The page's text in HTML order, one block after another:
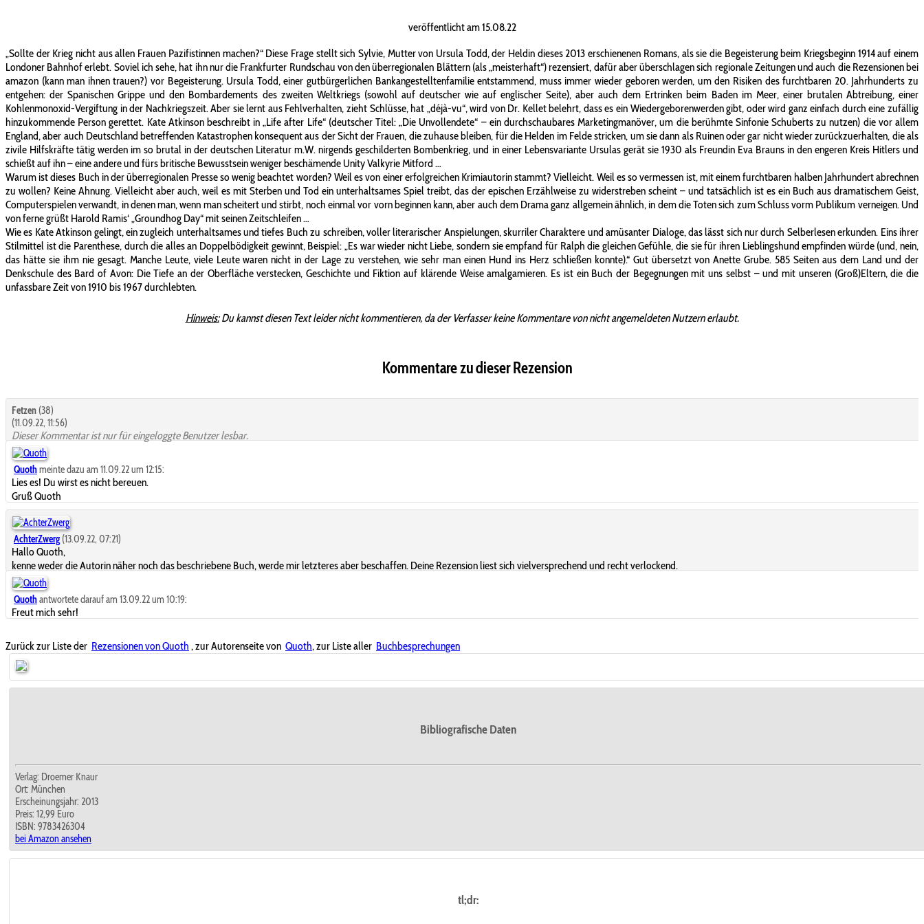
veröffentlicht am 15.08.22
„Sollte der Krieg nicht aus allen Frauen Pazifistinnen machen?“ Diese Frage stellt sich Sylvie, Mutter von Ursula Todd, der Heldin dieses 2013 erschienenen Romans, als sie die Begeisterung beim Kriegsbeginn 1914 auf einem
Londoner Bahnhof erlebt. Soviel ich sehe, hat ihn nur die Frankfurter Rundschau von den überregionalen Blättern (als „meisterhaft“) rezensiert, dafür aber überschlagen sich regionale Zeitungen und auch die Rezensionen bei
amazon (kann man ihnen trauen?) vor Begeisterung. Ursula Todd, einer gutbürgerlichen Bankangestelltenfamilie entstammend, muss immer wieder geboren werden, um den Risiken des furchtbaren 20. Jahrhunderts zu
entgehen: der Spanischen Grippe und den Bombardements des zweiten Weltkriegs (sowohl auf deutscher wie auf englischer Seite), aber auch dem Ertrinken beim Baden im Meer, einer brutalen Abtreibung, einer
Kohlenmonoxid-Vergiftung in der Nachkriegszeit. Aber sie lernt aus Fehlverhalten, zieht Schlüsse, hat „déjà-vu“, wird von Dr. Kellet belehrt, dass es ein Wiedergeborenwerden gibt, oder wird ganz einfach durch eine zufällig
hinzukommende Person gerettet. Kate Atkinson beschreibt in „Life after Life“ (deutscher Titel: „Die Unvollendete“ – ein durchschaubares Marketingmanöver, um die berühmte Sinfonie Schuberts zu nutzen) die vor allem
England, aber auch Deutschland betreffenden Katastrophen konsequent aus der Sicht der Frauen, die zuhause bleiben, für die Helden im Felde stricken, um sie dann als Ruinen oder gar nicht wieder zurückzuerhalten, die als
zivile Hilfskräfte tätig werden im so brutal in der deutschen Literatur m.W. nirgends geschilderten Bombenkrieg, und in einer Lebensvariante Ursulas gerät sie 1930 als Freundin Eva Brauns in den engeren Kreis Hitlers und
schießt auf ihn – eine andere und fürs britische Bewusstsein weniger beschämende Unity Valkyrie Mitford …
Warum ist dieses Buch in der überregionalen Presse so wenig beachtet worden? Weil es von einer erfolgreichen Krimiautorin stammt? Vielleicht. Weil es so vermessen ist, mit einem furchtbaren halben Jahrhundert abrechnen
zu wollen? Keine Ahnung. Vielleicht aber auch, weil es mit Sterben und Tod ein unterhaltsames Spiel treibt, das der epischen Erzählweise zu widerstreben scheint – und tatsächlich ist es ein Buch aus dramatischem Geist,
Computerspielen verwandt, in denen man, wenn man scheitert und stirbt, noch einmal vor vorn beginnen kann, aber auch dem Drama ganz allgemein ähnlich, in dem die Toten sich zum Schluss vorm Publikum verneigen. Und
von ferne grüßt Harold Ramis‘ „Groundhog Day“ mit seinen Zeitschleifen …
Wie es Kate Atkinson gelingt, ein zugleich unterhaltsames und tiefes Buch zu schreiben, voller literarischer Anspielungen, skurriler Charaktere und amüsanter Dialoge, das lässt sich nur durch Selberlesen erkunden. Eins ihrer
Stilmittel ist die Parenthese, durch die alles an Doppelbödigkeit gewinnt, Beispiel: „Es war wieder nicht Liebe, sondern sie empfand für Ralph die gleichen Gefühle, die sie für ihren Lieblingshund empfinden würde (und, nein,
das hätte sie ihm nie gesagt. Manche Leute, viele Leute waren nicht in der Lage zu verstehen, wie sehr man einen Hund ins Herz schließen konnte).“ Gut übersetzt von Anette Grube. 585 Seiten aus dem Land und der
Denkschule des Bard of Avon: Die Tiefe an der Oberfläche verstecken, Geschichte und Fiktion auf klärende Weise amalgamieren. Es ist ein Buch der Begegnungen mit uns selbst – und mit unseren (Groß)Eltern, die die
unfassbare Zeit von 1910 bis 1967 durchlebten.
Hinweis:Du kannst diesen Text leider nicht kommentieren, da der Verfasser keine Kommentare von nicht angemeldeten Nutzern erlaubt.
Kommentare zu dieser Rezension
Fetzen (38)
(11.09.22, 11:56)
Dieser Kommentar ist nur für eingeloggte Benutzer lesbar.
Quothmeinte dazu am 11.09.22 um 12:15:
Lies es! Du wirst es nicht bereuen.
Gruß Quoth
AchterZwerg (13.09.22, 07:21)
Hallo Quoth,
kenne weder die Autorin näher noch das beschriebene Buch, werde mir letzteres aber beschaffen. Deine Rezension liest sich vielversprechend und recht verlockend.
Quothantwortete darauf am 13.09.22 um 10:19:
Freut mich sehr!
Zurück zur Liste der Rezensionen von Quoth , zur Autorenseite von Quoth, zur Liste aller Buchbesprechungen
Bibliografische Daten
Verlag: Droemer Knaur
Ort: München
Erscheinungsjahr: 2013
Preis: 12,99 Euro
ISBN: 9783426304
bei Amazon ansehen
tl;dr: